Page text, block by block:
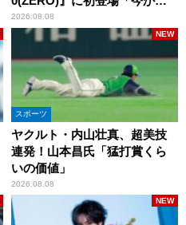
とてもワクワクしておりま
す！」
2026.08.08
スポーツ
ヤクルト・内山壮真、超美技
連発！山本昌氏「猛打賞くら
いの価値」
2026.08.08
NEW
NEW